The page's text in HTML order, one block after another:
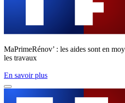
MaPrimeRénov’ : les aides sont en
les travaux
En savoir plus